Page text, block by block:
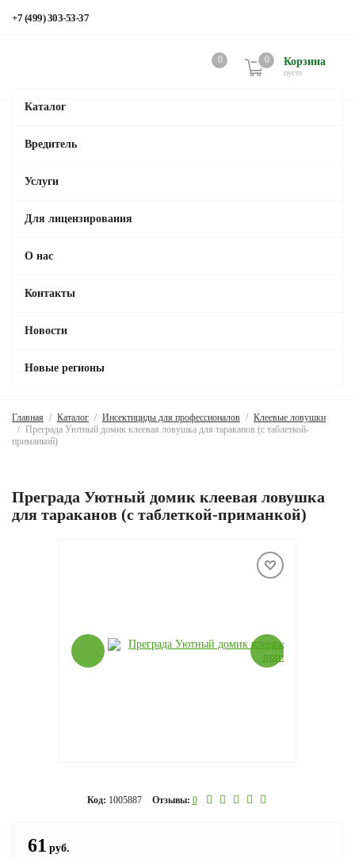
+7 (499) 303-53-37
0 0 Корзина
пусто
Каталог
Вредитель
Услуги
Для лицензирования
О нас
Контакты
Новости
Новые регионы
Главная Каталог Инсектициды для профессионалов
Клеевые ловушки
Преграда Уютный домик клеевая ловушка для тараканов (с таблеткой-
приманкой)
Преграда Уютный домик клеевая ловушка
для тараканов (с таблеткой-приманкой)
Код: 1005887 Отзывы: 0
61 руб.